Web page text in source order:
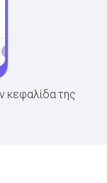
κεφαλίδα της